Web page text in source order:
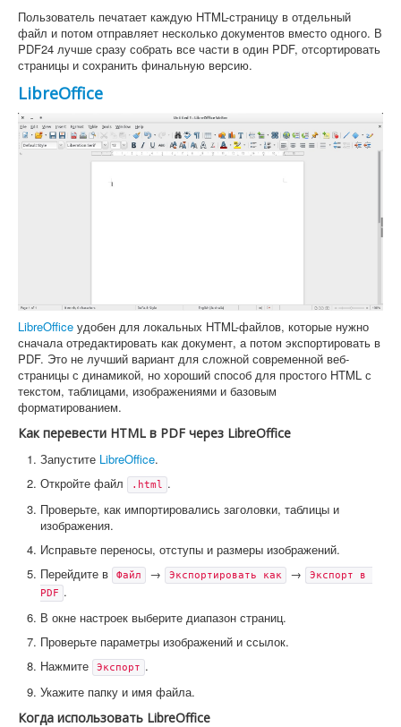
Пользователь печатает каждую HTML-страницу в отдельный
файл и потом отправляет несколько документов вместо одного. В
PDF24 лучше сразу собрать все части в один PDF, отсортировать
страницы и сохранить финальную версию.
LibreOffice
LibreOffice удобен для локальных HTML-файлов, которые нужно
сначала отредактировать как документ, а потом экспортировать в
PDF. Это не лучший вариант для сложной современной веб-
страницы с динамикой, но хороший способ для простого HTML с
текстом, таблицами, изображениями и базовым
форматированием.
Как перевести HTML в PDF через LibreOffice
Запустите LibreOffice.
Откройте файл
.html .
Проверьте, как импортировались заголовки, таблицы и
изображения.
Исправьте переносы, отступы и размеры изображений.
Перейдите в
Файл → Экспортировать как →
Экспорт в
PDF .
В окне настроек выберите диапазон страниц.
Проверьте параметры изображений и ссылок.
Нажмите
Экспорт .
Укажите папку и имя файла.
Когда использовать LibreOffice